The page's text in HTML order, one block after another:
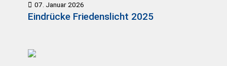
07. Januar 2026
Eindrücke Friedenslicht 2025